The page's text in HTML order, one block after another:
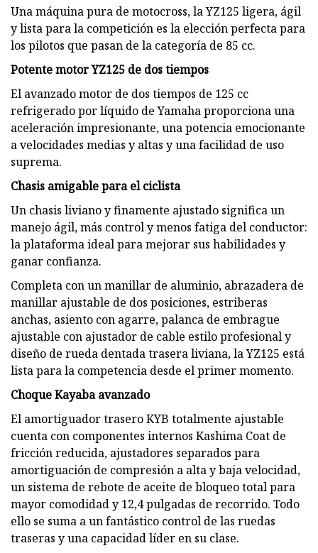
Una máquina pura de motocross, la YZ125 ligera, ágil
y lista para la competición es la elección perfecta para
los pilotos que pasan de la categoría de 85 cc.
Potente motor YZ125 de dos tiempos
El avanzado motor de dos tiempos de 125 cc
refrigerado por líquido de Yamaha proporciona una
aceleración impresionante, una potencia emocionante
a velocidades medias y altas y una facilidad de uso
suprema.
Chasis amigable para el ciclista
Un chasis liviano y finamente ajustado significa un
manejo ágil, más control y menos fatiga del conductor:
la plataforma ideal para mejorar sus habilidades y
ganar confianza.
Completa con un manillar de aluminio, abrazadera de
manillar ajustable de dos posiciones, estriberas
anchas, asiento con agarre, palanca de embrague
ajustable con ajustador de cable estilo profesional y
diseño de rueda dentada trasera liviana, la YZ125 está
lista para la competencia desde el primer momento.
Choque Kayaba avanzado
El amortiguador trasero KYB totalmente ajustable
cuenta con componentes internos Kashima Coat de
fricción reducida, ajustadores separados para
amortiguación de compresión a alta y baja velocidad,
un sistema de rebote de aceite de bloqueo total para
mayor comodidad y 12,4 pulgadas de recorrido. Todo
ello se suma a un fantástico control de las ruedas
traseras y una capacidad líder en su clase.